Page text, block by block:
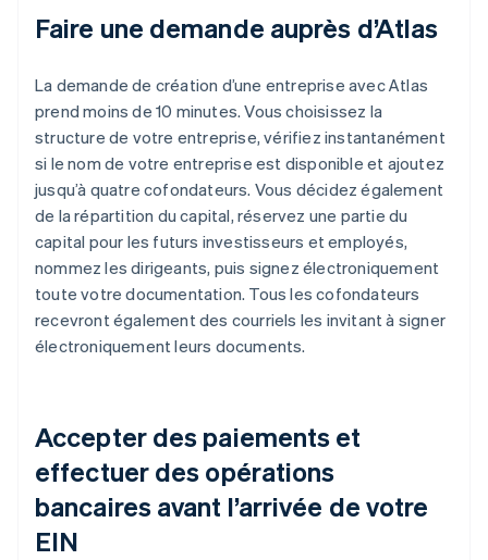
Faire une demande auprès d’Atlas
La demande de création d’une entreprise avec Atlas
prend moins de 10 minutes. Vous choisissez la
structure de votre entreprise, vérifiez instantanément
si le nom de votre entreprise est disponible et ajoutez
jusqu’à quatre cofondateurs. Vous décidez également
de la répartition du capital, réservez une partie du
capital pour les futurs investisseurs et employés,
nommez les dirigeants, puis signez électroniquement
toute votre documentation. Tous les cofondateurs
recevront également des courriels les invitant à signer
électroniquement leurs documents.
Accepter des paiements et
effectuer des opérations
bancaires avant l’arrivée de votre
EIN